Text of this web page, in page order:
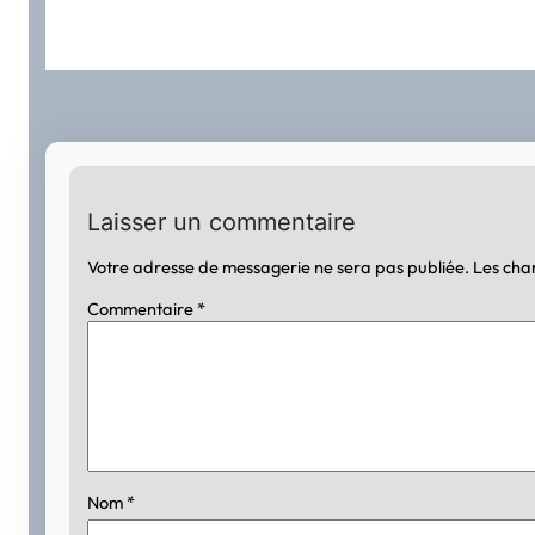
Laisser un commentaire
Votre adresse de messagerie ne sera pas publiée. Les
Commentaire *
Nom *